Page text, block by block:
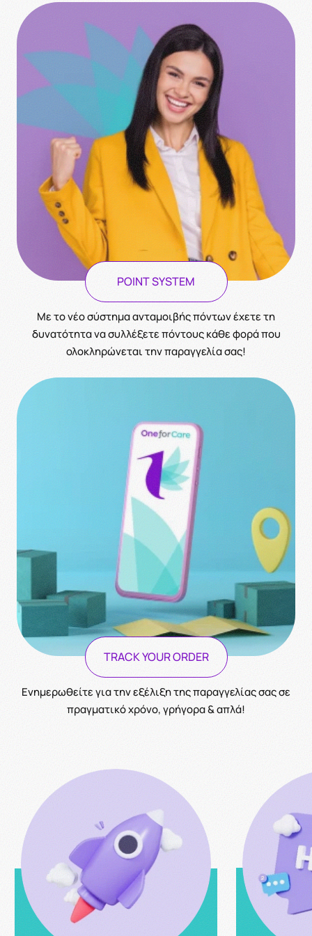
POINT SYSTEM
Με το νέο σύστημα ανταμοιβής πόντων έχετε τη
δυνατότητα να συλλέξετε πόντους κάθε φορά που
ολοκληρώνεται την παραγγελία σας!
TRACK YOUR ORDER
Ενημερωθείτε για την εξέλιξη της παραγγελίας σας σε
πραγματικό χρόνο, γρήγορα & απλά!